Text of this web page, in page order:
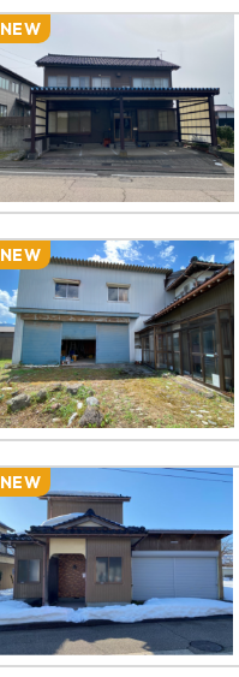
NEW
NEW
NEW